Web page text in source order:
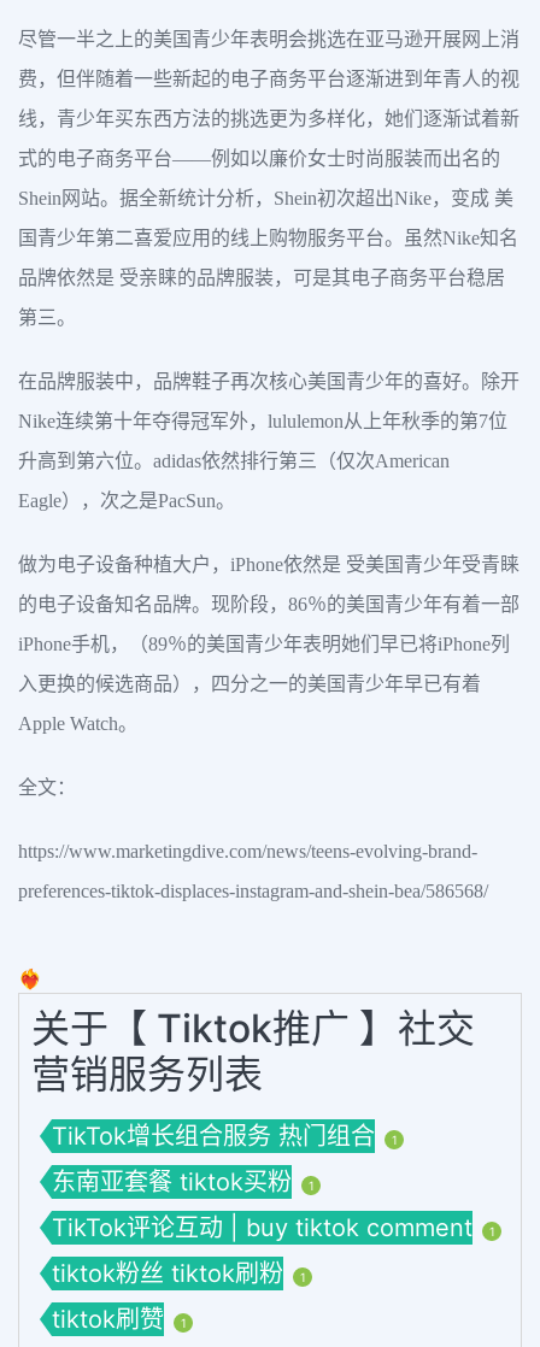
尽管一半之上的美国青少年表明会挑选在亚马逊开展网上消
费，但伴随着一些新起的电子商务平台逐渐进到年青人的视
线，青少年买东西方法的挑选更为多样化，她们逐渐试着新
式的电子商务平台——例如以廉价女士时尚服装而出名的
Shein网站。据全新统计分析，Shein初次超出Nike，变成 美
国青少年第二喜爱应用的线上购物服务平台。虽然Nike知名
品牌依然是 受亲睐的品牌服装，可是其电子商务平台稳居
第三。
在品牌服装中，品牌鞋子再次核心美国青少年的喜好。除开
Nike连续第十年夺得冠军外，lululemon从上年秋季的第7位
升高到第六位。adidas依然排行第三（仅次American
Eagle），次之是PacSun。
做为电子设备种植大户，iPhone依然是 受美国青少年受青睐
的电子设备知名品牌。现阶段，86％的美国青少年有着一部
iPhone手机，（89％的美国青少年表明她们早已将iPhone列
入更换的候选商品），四分之一的美国青少年早已有着
Apple Watch。
全文：
https://www.marketingdive.com/news/teens-evolving-brand-
preferences-tiktok-displaces-instagram-and-shein-bea/586568/
❤️‍🔥
关于【 Tiktok推广 】社交
营销服务列表
TikTok增长组合服务 热门组合 1
东南亚套餐 tiktok买粉 1
TikTok评论互动 | buy tiktok comment 1
tiktok粉丝 tiktok刷粉 1
tiktok刷赞 1